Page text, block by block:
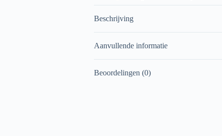
Beschrijving
Aanvullende informatie
Beoordelingen (0)